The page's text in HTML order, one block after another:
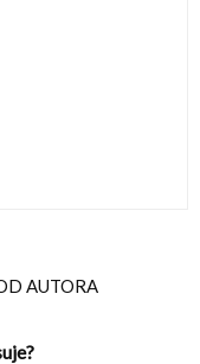
AUTORA